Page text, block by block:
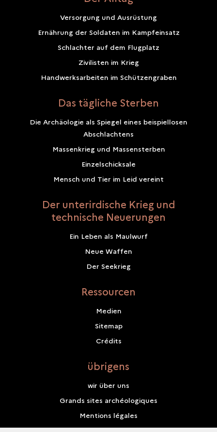
Versorgung und Ausrüstung
Ernährung der Soldaten im Kampfeinsatz
Schlachter auf dem Flugplatz
Zivilisten im Krieg
Handwerksarbeiten im Schützengraben
Das tägliche Sterben
Die Archäologie als Spiegel eines beispiellosen
Abschlachtens
Massenkrieg und Massensterben
Einzelschicksale
Mensch und Tier im Leid vereint
Der unterirdische Krieg und
technische Neuerungen
Ein Leben als Maulwurf
Neue Waffen
Der Seekrieg
Ressourcen
Medien
Sitemap
Crédits
übrigens
wir über uns
Grands sites archéologiques
Mentions légales